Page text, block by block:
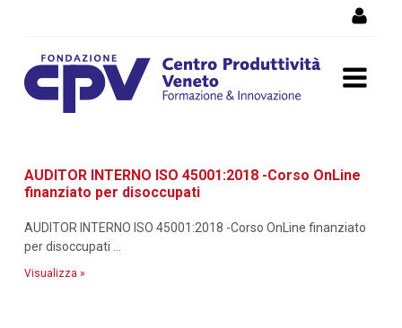
formazione
AUDITOR INTERNO ISO 45001:2018 -Corso OnLine
finanziato per disoccupati
AUDITOR INTERNO ISO 45001:2018 -Corso OnLine finanziato
per disoccupati ...
Visualizza »